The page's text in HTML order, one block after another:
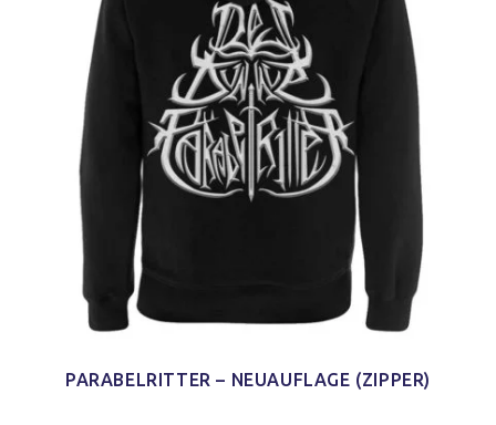
PARABELRITTER – NEUAUFLAGE (ZIPPER)